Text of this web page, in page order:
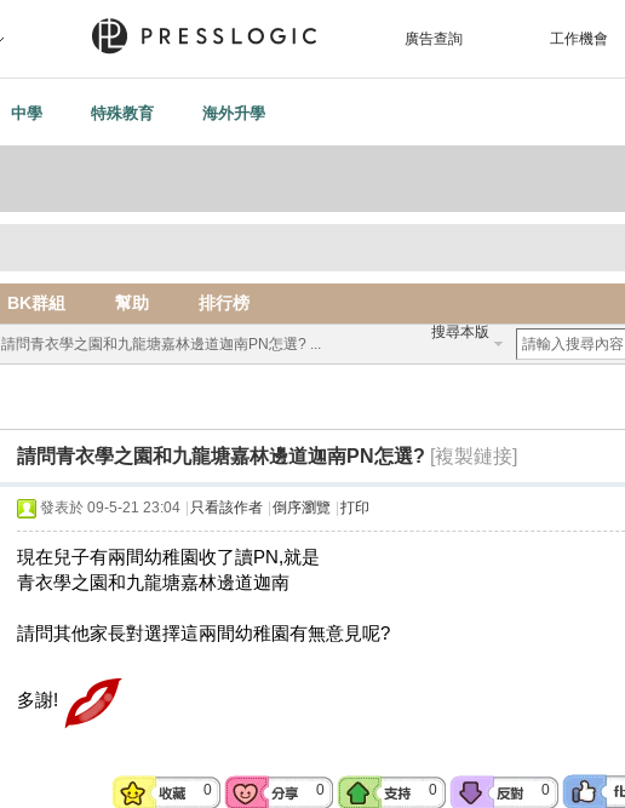
廣告查詢 工作機會
中學 特殊教育 海外升學
BK群組 幫助 排行榜
搜尋本版
請問青衣學之園和九龍塘嘉林邊道迦南PN怎選? ...
請問青衣學之園和九龍塘嘉林邊道迦南PN怎選? [複製鏈接]
發表於 09-5-21 23:04 只看該作者 倒序瀏覽 打印
現在兒子有兩間幼稚園收了讀PN,就是
青衣學之園和九龍塘嘉林邊道迦南
請問其他家長對選擇這兩間幼稚園有無意見呢?
多謝!
0 0 0 0